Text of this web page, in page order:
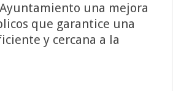
Ayuntamiento una mejora
que garantice una
y cercana a la